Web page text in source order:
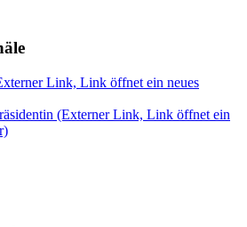
Link, Link öffnet ein neues
(Externer Link, Link öffnet ein